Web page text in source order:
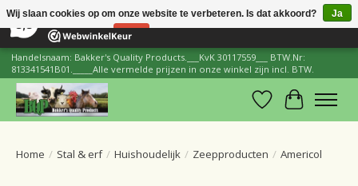
206 Reviews ×
Handelsnaam: Bakker's Quality Products.___KvK 30117559___ BTW.Nr:
813341541B01._____Alle vermelde prijzen in onze winkel zijn incl. BTW.
Verlanglijst
Home / Stal & erf / Huishoudelijk / Zeepproducten / Americol
Wij slaan cookies op om onze website te verbeteren. Is dat akkoord?
Ja
Nee